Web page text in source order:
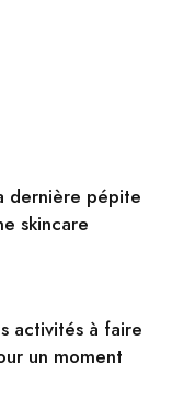
dernière pépite
skincare
activités à faire
un moment